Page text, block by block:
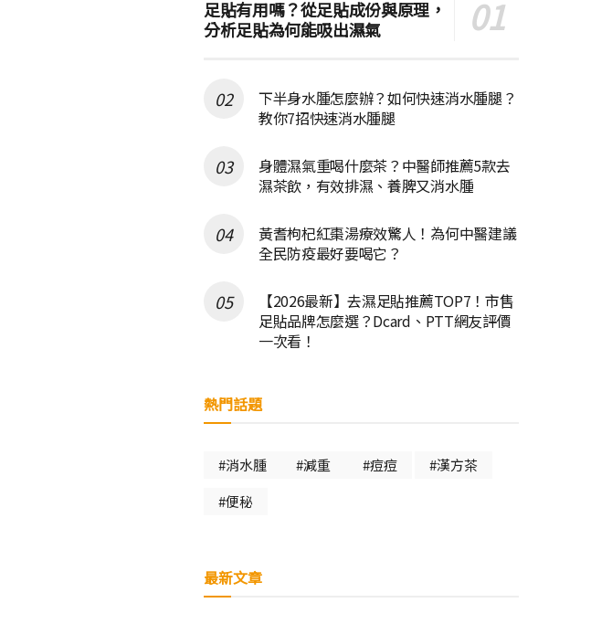
足貼有用嗎？從足貼成份與原理，
分析足貼為何能吸出濕氣
下半身水腫怎麼辦？如何快速消水腫腿？
教你7招快速消水腫腿
身體濕氣重喝什麼茶？中醫師推薦5款去
濕茶飲，有效排濕、養脾又消水腫
黃耆枸杞紅棗湯療效驚人！為何中醫建議
全民防疫最好要喝它？
【2026最新】去濕足貼推薦TOP7！市售
足貼品牌怎麼選？Dcard、PTT網友評價
一次看！
熱門話題
#消水腫 #減重 #痘痘
#漢方茶
#便秘
最新文章